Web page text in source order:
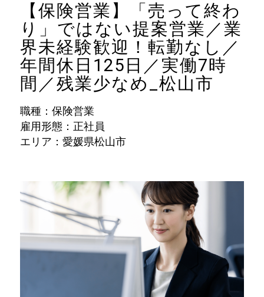
【保険営業】「売って終わ
り」ではない提案営業／業
界未経験歓迎！転勤なし／
年間休日125日／実働7時
間／残業少なめ_松山市
職種：保険営業
雇用形態：正社員
エリア：愛媛県松山市